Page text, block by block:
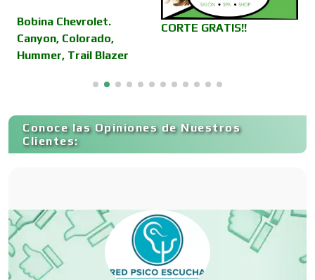
Camiones para Fletes
Cancelería de Aluminio
Capacitación
Carpinterías
Centros Comerciales
Bobina Chevrolet.
Canyon, Colorado,
Hummer, Trail Blazer
CORTE GRATIS!!
Conoce las Opiniones de Nuestros
Clientes: